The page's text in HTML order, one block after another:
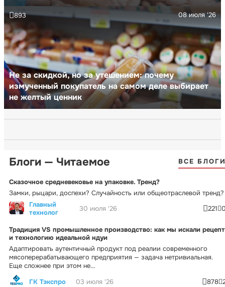
Не за скидкой, но за утешением: почему
измученный покупатель на самом деле выбирает
не желтый ценник
08 июля '26
893
Блоги — Читаемое ВСЕ
Сказочное средневековье на упаковке. Тренд?
Замки, рыцари, доспехи? Случайность или общеотраслевой тренд?
Главный
технолог
30 июля '26 221
Традиция VS промышленное производство: как мы искали рецепт
и технологию идеальной ндуи
Адаптировать аутентичный продукт под реалии современного
мясоперерабатывающего предприятия — задача нетривиальная.
Еще сложнее при этом не...
ГК Тэкспро
03 июля '26 878